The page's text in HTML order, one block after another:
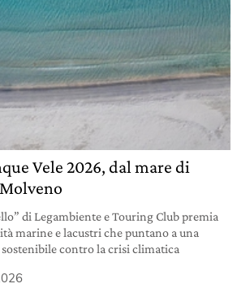
Vele 2026, dal mare di
di Legambiente e Touring Club premia
marine e lacustri che puntano a una
contro la crisi climatica